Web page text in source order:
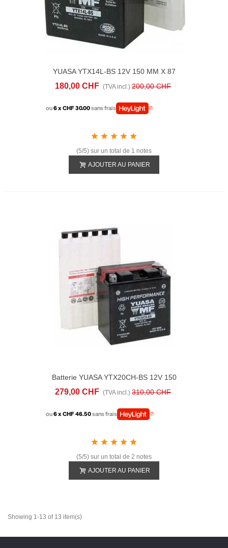
YUASA YTX14L-BS 12V 150 MM X 87
MM X 145 MM
180,00 CHF (TVA incl.) 200,00 CHF
ou6 x CHF 30.00sans frais
(5/5) sur un total de 1 notes
AJOUTER AU PANIER
Batterie YUASA YTX20CH-BS 12V 150
MM X 86 MM X 160,02 MM
279,00 CHF (TVA incl.) 310,00 CHF
ou6 x CHF 46.50sans frais
(5/5) sur un total de 2 notes
AJOUTER AU PANIER
Showing 1-13 of 13 item(s)